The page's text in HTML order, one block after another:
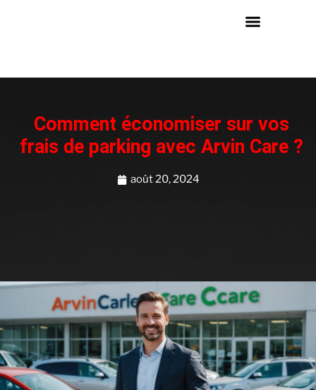
Comment économiser sur vos
frais de parking avec Arvin Care ?
août 20, 2024